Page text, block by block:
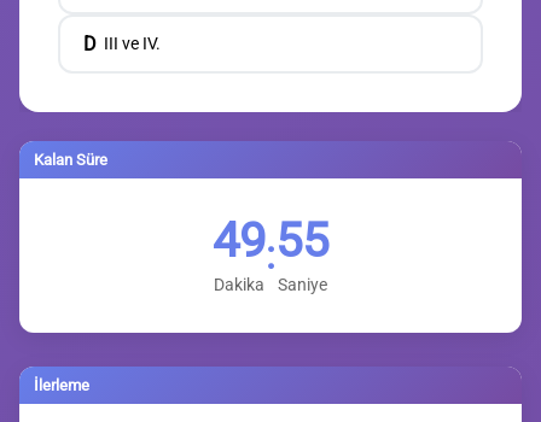
D III ve IV.
Kalan Süre
49
Dakika
:54
Saniye
İlerleme